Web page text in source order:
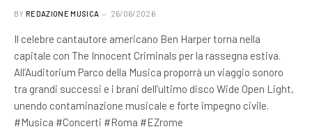
BY REDAZIONE MUSICA 26/06/2026
Il celebre cantautore americano Ben Harper torna nella
capitale con The Innocent Criminals per la rassegna estiva.
All’Auditorium Parco della Musica proporrà un viaggio sonoro
tra grandi successi e i brani dell’ultimo disco Wide Open Light,
unendo contaminazione musicale e forte impegno civile.
#Musica #Concerti #Roma #EZrome